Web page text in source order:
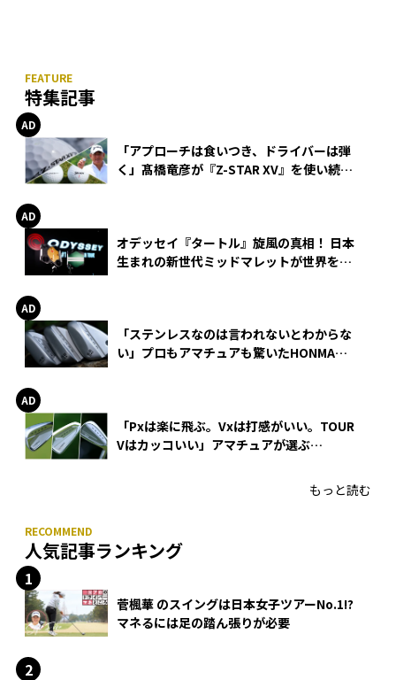
特集記事
「アプローチは食いつき、ドライバーは弾
く」髙橋竜彦が『Z-STAR XV』を使い続け
オデッセイ『タートル』旋風の真相！ 日本
生まれの新世代ミッドマレットが世界を席
「ステンレスなのは言われないとわからな
い」プロもアマチュアも驚いたHONMA
「Pxは楽に飛ぶ。Vxは打感がいい。TOUR
Vはカッコいい」アマチュアが選ぶ
もっと読む
人気記事ランキング
菅楓華 のスイングは日本女子ツアーNo.1!?
マネるには足の踏ん張りが必要